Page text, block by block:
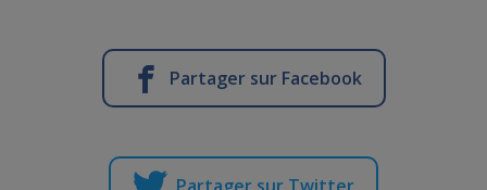
Partager sur Facebook